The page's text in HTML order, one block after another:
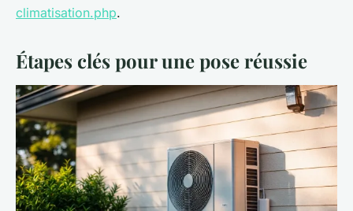
climatisation.php.
Étapes clés pour une pose réussie